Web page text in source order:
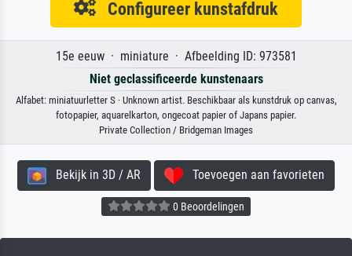
Configureer kunstafdruk
15e eeuw · miniature · Afbeelding ID: 973581
Niet geclassificeerde kunstenaars
Alfabet: miniatuurletter S · Unknown artist. Beschikbaar als kunstdruk op canvas,
fotopapier, aquarelkarton, ongecoat papier of Japans papier.
Private Collection / Bridgeman Images
Bekijk in 3D / AR Toevoegen aan favorieten
0 Beoordelingen